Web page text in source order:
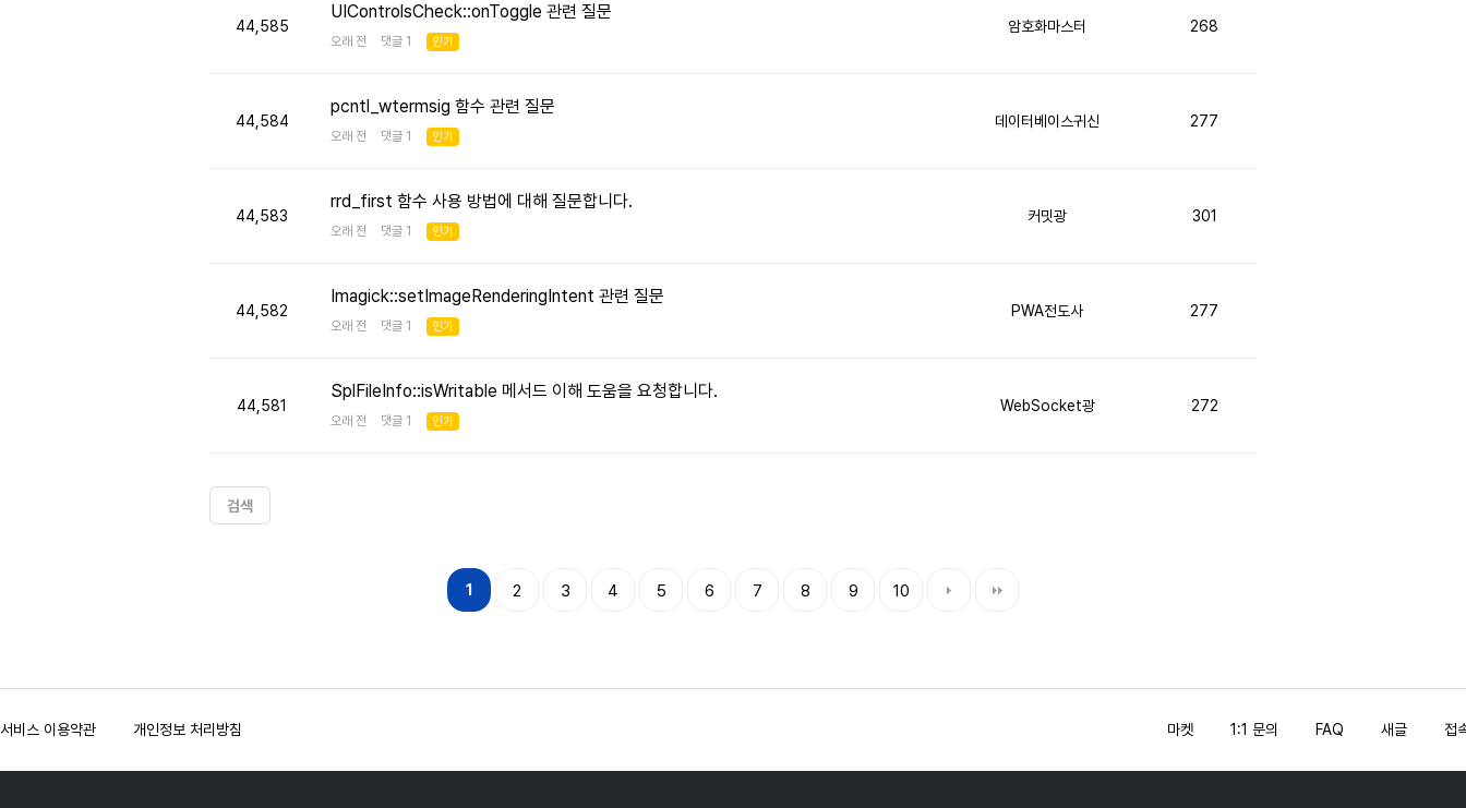
44,585
UIControlsCheck::onToggle 관련 질문
오래 전 댓글 1 인기
암호화마스터 268
44,584
pcntl_wtermsig 함수 관련 질문
오래 전 댓글 1 인기
데이터베이스귀신 277
44,583
rrd_first 함수 사용 방법에 대해 질문합니다.
오래 전 댓글 1 인기
커밋광 301
44,582
Imagick::setImageRenderingIntent 관련 질문
오래 전 댓글 1 인기
PWA전도사 277
44,581
SplFileInfo::isWritable 메서드 이해 도움을 요청합니다.
오래 전 댓글 1 인기
WebSocket광 272
검색
1 2 3 4 5 6 7 8 9 10
맨끝
서비스 이용약관 개인정보 처리방침 마켓 1:1 문의 FAQ 새글 접